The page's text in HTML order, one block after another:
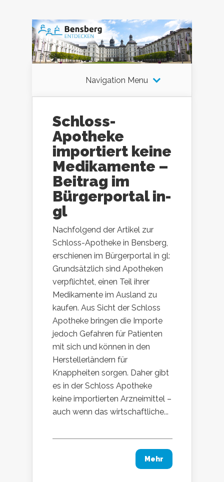
Navigation Menu
Schloss-
Apotheke
importiert keine
Medikamente –
Beitrag im
Bürgerportal in-
gl
Nachfolgend der Artikel zur
Schloss-Apotheke in Bensberg,
erschienen im Bürgerportal in gl:
Grundsätzlich sind Apotheken
verpflichtet, einen Teil ihrer
Medikamente im Ausland zu
kaufen. Aus Sicht der Schloss
Apotheke bringen die Importe
jedoch Gefahren für Patienten
mit sich und können in den
Herstellerländern für
Knappheiten sorgen. Daher gibt
es in der Schloss Apotheke
keine importierten Arzneimittel –
auch wenn das wirtschaftliche...
Mehr